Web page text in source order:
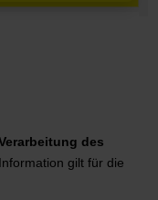
des
gilt für die